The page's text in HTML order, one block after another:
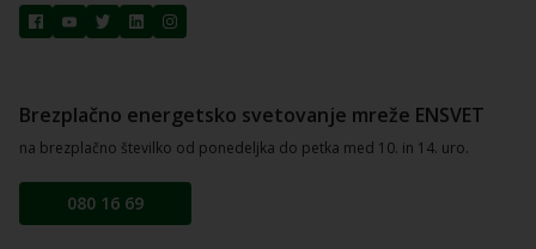
Brezplačno energetsko svetovanje mreže ENSVET
na brezplačno številko od ponedeljka do petka med 10. in 14. uro.
080 16 69